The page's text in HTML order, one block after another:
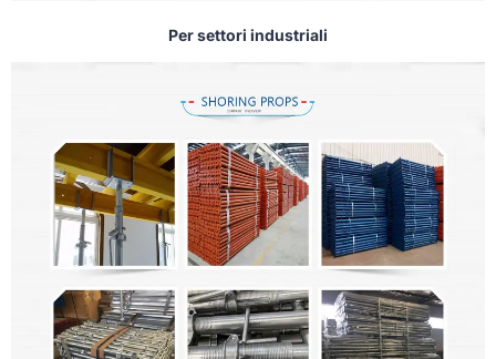
Per settori industriali